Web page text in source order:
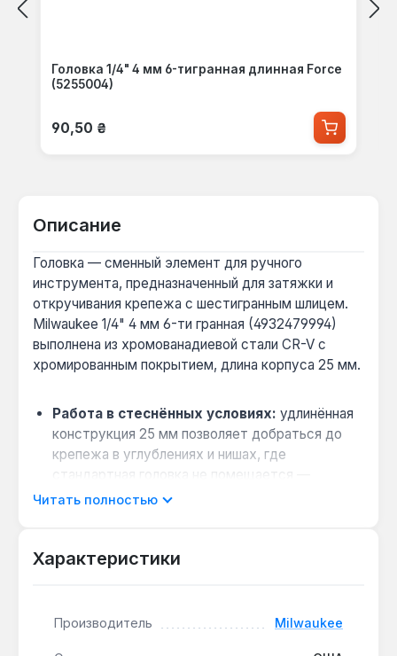
Головка 1/4" 4 мм 6-тигранная длинная Force
(5255004)
Обычная цена:
90,50 ₴
Описание
Головка — сменный элемент для ручного
инструмента, предназначенный для затяжки и
откручивания крепежа с шестигранным шлицем.
Milwaukee 1/4" 4 мм 6-ти гранная (4932479994)
выполнена из хромованадиевой стали CR-V с
хромированным покрытием, длина корпуса 25 мм.
Работа в стеснённых условиях: удлинённая
конструкция 25 мм позволяет добраться до
крепежа в углублениях и нишах, где
стандартная головка не помещается —
например, при сборке мебели или ремонте
плоские грани FOUR FLAT™ на корпусе
инструмента.
Читать полностью
Характеристики
Производитель Milwaukee